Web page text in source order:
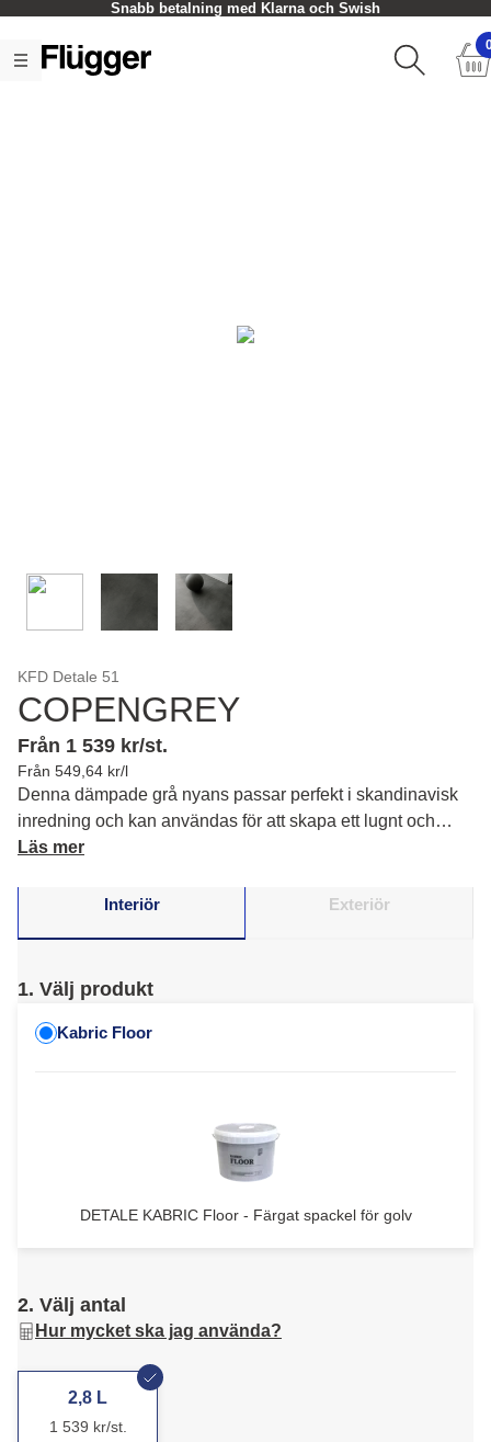
Snabb betalning med Klarna och Swish
KFD Detale 51
COPENGREY
Från 1 539 kr/st.
Från 549,64 kr/l
Denna dämpade grå nyans passar perfekt i skandinavisk
inredning och kan användas för att skapa ett lugnt och
tidlöst uttryck. Det slitstarka golvspacklet fungerar bra på
pålitlig och stilren lösning.
Läs mer
Interiör Exteriör
1. Välj produkt
Kabric Floor
DETALE KABRIC Floor - Färgat spackel för golv
2. Välj antal
Hur mycket ska jag använda?
2,8 L
1 539 kr/st.